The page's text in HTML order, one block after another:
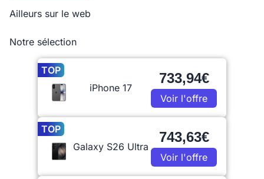
Ailleurs sur le web
Notre sélection
TOP
iPhone 17
733,94€
Voir l'offre
TOP
Galaxy S26 Ultra
743,63€
Voir l'offre